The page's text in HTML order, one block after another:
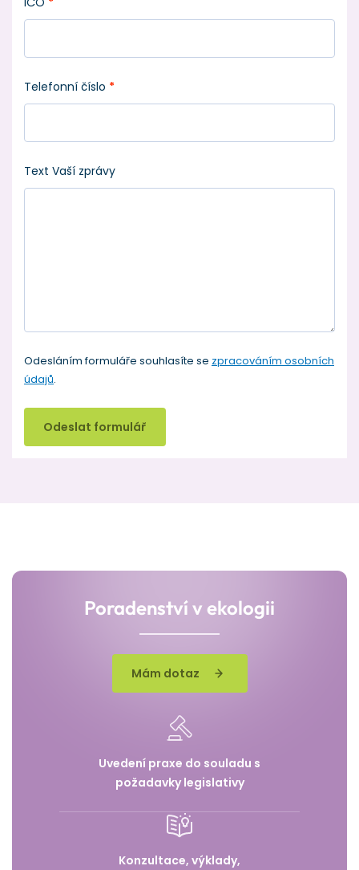
Telefonní číslo *
Text Vaší zprávy
Odesláním formuláře souhlasíte se zpracováním osobních
údajů.
Odeslat formulář
Poradenství v ekologii
Mám dotaz
Uvedení praxe do souladu s
požadavky legislativy
Konzultace, výklady,